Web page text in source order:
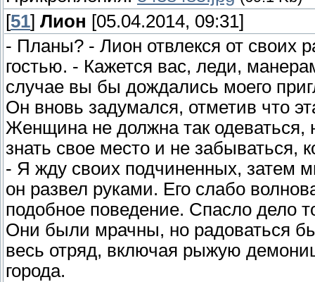
[51] Лион [05.04.2014, 09:31]
- Планы? - Лион отвлекся от
гостью. - Кажется вас, леди,
случае вы бы дождались моего
Он вновь задумался, отметив что
Женщина не должна так одеваться,
знать свое место и не забываться,
- Я жду своих подчиненных, затем
он развел руками. Его слабо
подобное поведение. Спасло дело
Они были мрачны, но радоваться
весь отряд, включая рыжую
города.